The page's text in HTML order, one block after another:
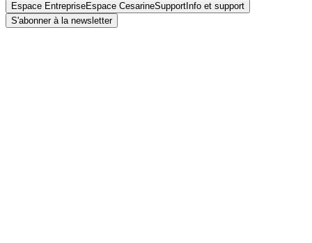
Espace EntrepriseEspace CesarineSupport Info et support
S'abonner à la newsletter